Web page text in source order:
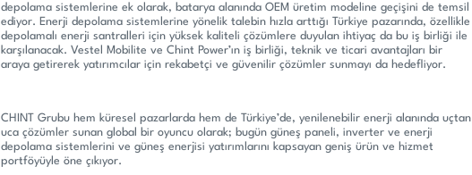
depolama sistemlerine ek olarak, batarya alanında OEM üretim modeline geçişini de temsil
ediyor. Enerji depolama sistemlerine yönelik talebin hızla arttığı Türkiye pazarında, özellikle
depolamalı enerji santralleri için yüksek kaliteli çözümlere duyulan ihtiyaç da bu iş birliği ile
karşılanacak. Vestel Mobilite ve Chint Power’ın iş birliği, teknik ve ticari avantajları bir
araya getirerek yatırımcılar için rekabetçi ve güvenilir çözümler sunmayı da hedefliyor.
CHINT Grubu hem küresel pazarlarda hem de Türkiye’de, yenilenebilir enerji alanında uçtan
uca çözümler sunan global bir oyuncu olarak; bugün güneş paneli, inverter ve enerji
depolama sistemlerini ve güneş enerjisi yatırımlarını kapsayan geniş ürün ve hizmet
portföyüyle öne çıkıyor.